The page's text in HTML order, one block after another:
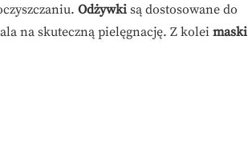
Odżywki są dostosowane do
na skuteczną pielęgnację. Z koleimaski